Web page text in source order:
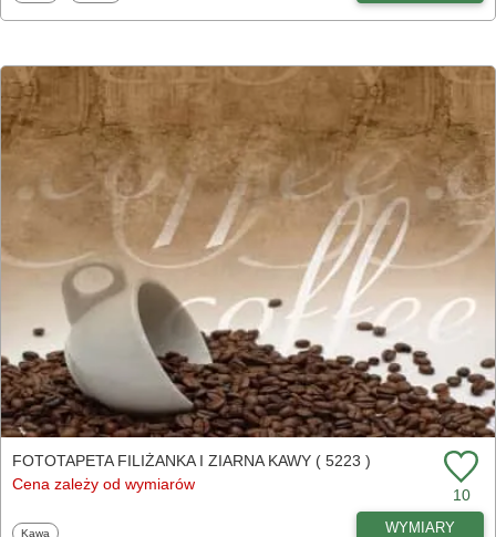
FOTOTAPETA FILIŻANKA I ZIARNA KAWY ( 5223 )
Cena zależy od wymiarów
10
Fototapety
Kawa WYMIARY